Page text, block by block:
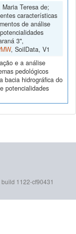
Teresa de;
características
de análise
3",
, SoilData, V1
e a análise
pedológicos
bacia hidrográfica do
potencialidades
build 1122-cf90431